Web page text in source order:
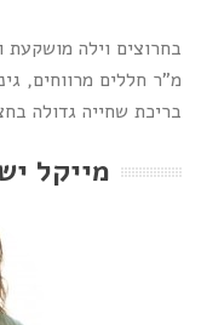
מ"ר חללים מרווחים,
בריכת שחייה גדולה
מייקל